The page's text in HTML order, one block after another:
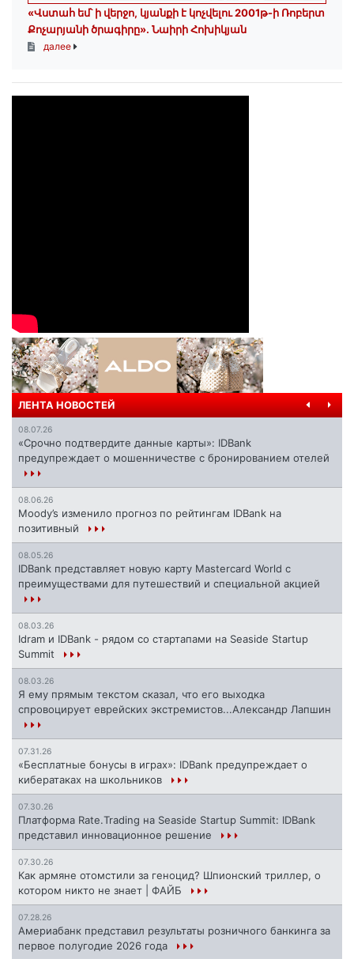
«Վստահ եմ՝ ի վերջո, կյանքի է կոչվելու 2001թ-ի Ռոբերտ
Քոչարյանի ծրագիրը». Նաիրի Հոխիկյան
далее
ЛЕНТА НОВОСТЕЙ
08.07.26
«Срочно подтвердите данные карты»: IDBank
предупреждает о мошенничестве с бронированием отелей
08.06.26
Moody’s изменило прогноз по рейтингам IDBank на
позитивный
08.05.26
IDBank представляет новую карту Mastercard World с
преимуществами для путешествий и специальной акцией
08.03.26
Idram и IDBank - рядом со стартапами на Seaside Startup
Summit
08.03.26
Я ему прямым текстом сказал, что его выходка
спровоцирует еврейских экстремистов...Александр Лапшин
07.31.26
«Бесплатные бонусы в играх»: IDBank предупреждает о
кибератаках на школьников
07.30.26
Платформа Rate.Trading на Seaside Startup Summit: IDBank
представил инновационное решение
07.30.26
Как армяне отомстили за геноцид? Шпионский триллер, о
котором никто не знает | ФАЙБ
07.28.26
Америабанк представил результаты розничного банкинга за
первое полугодие 2026 года